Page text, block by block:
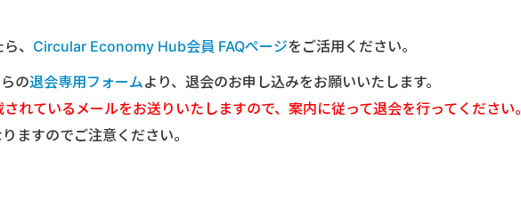
、 Circular Economy Hub会員 FAQページをご活用ください。
の退会専用フォームより、退会のお申し込みをお願いいたします。
れているメールをお送りいたしますので、案内に従って退会を行ってください。
ますのでご注意ください。